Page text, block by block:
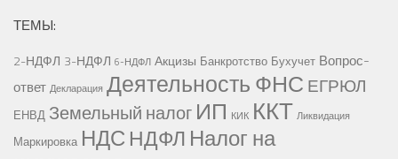
ТЕМЫ:
2-НДФЛ 3-НДФЛ 6-НДФЛ Акцизы Банкротство Бухучет Вопрос-
ответ Декларация Деятельность ФНС ЕГРЮЛ
ЕНВД Земельный налог ИП КИК ККТ Ликвидация
Маркировка НДС НДФЛ Налог на